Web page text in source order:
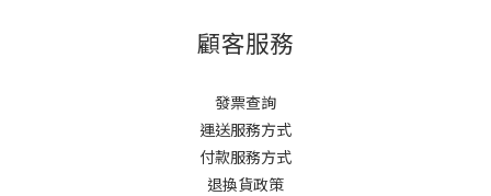
顧客服務
發票查詢
運送服務方式
付款服務方式
退換貨政策